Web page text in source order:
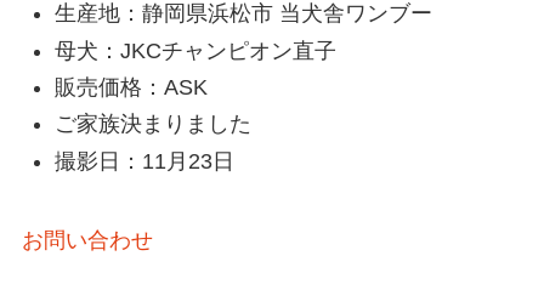
生産地：静岡県浜松市 当犬舎ワンブー
母犬：JKCチャンピオン直子
販売価格：ASK
ご家族決まりました
撮影日：11月23日
お問い合わせ